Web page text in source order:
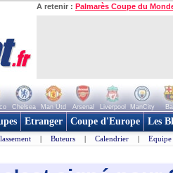
A retenir : Palmarès Coupe du
Chelsea Man Utd Arsenal Liverpool ManCity
Etranger Coupe d'Europe Les
| Buteurs | Calendrier | Equipe